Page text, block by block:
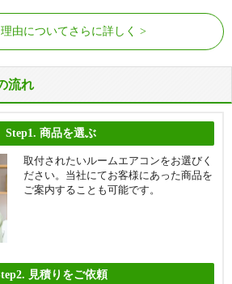
由についてさらに詳しく
流れ
Step1. 商品を選ぶ
取付されたいルームエアコンをお選びく
ださい。当社にてお客様にあった商品を
ご案内することも可能です。
見積りをご依頼